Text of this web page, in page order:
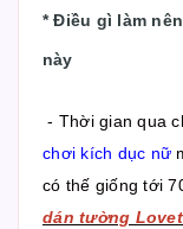
*Điều gì làm
này
- Thời gian qua
chơi kích dục nữ
có thế giống tới
dán tường